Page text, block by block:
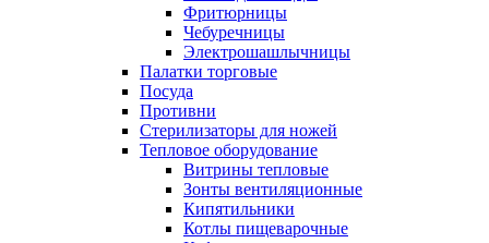
Фритюрницы
Чебуречницы
Электрошашлычницы
Палатки торговые
Посуда
Противни
Стерилизаторы для ножей
Тепловое оборудование
Витрины тепловые
Зонты вентиляционные
Кипятильники
Котлы пищеварочные